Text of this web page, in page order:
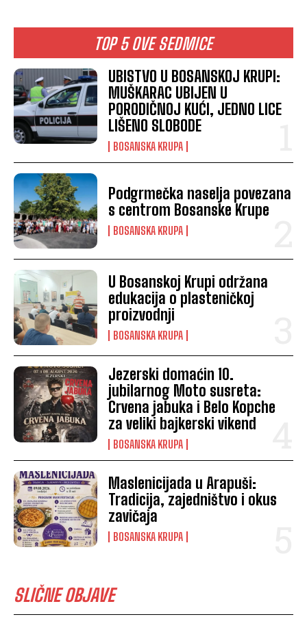
TOP 5 OVE SEDMICE
UBISTVO U BOSANSKOJ KRUPI:
MUŠKARAC UBIJEN U
PORODIČNOJ KUĆI, JEDNO LICE
LIŠENO SLOBODE
BOSANSKA KRUPA
Podgrmečka naselja povezana
s centrom Bosanske Krupe
BOSANSKA KRUPA
U Bosanskoj Krupi održana
edukacija o plasteničkoj
proizvodnji
BOSANSKA KRUPA
Jezerski domaćin 10.
jubilarnog Moto susreta:
Crvena jabuka i Belo Kopche
za veliki bajkerski vikend
BOSANSKA KRUPA
Maslenicijada u Arapuši:
Tradicija, zajedništvo i okus
zavičaja
BOSANSKA KRUPA
SLIČNE OBJAVE